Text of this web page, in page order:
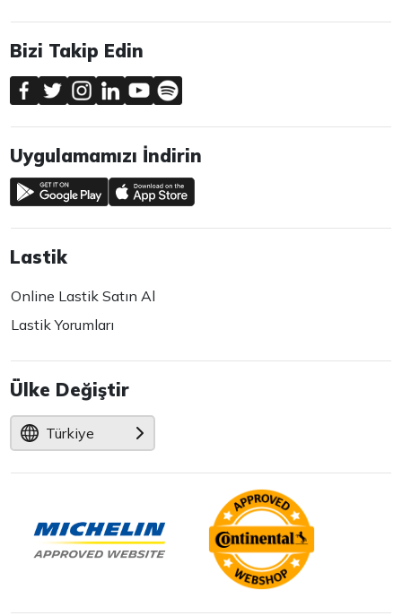
Bizi Takip Edin
Uygulamamızı İndirin
Lastik
Online Lastik Satın Al
Lastik Yorumları
Ülke Değiştir
Türkiye